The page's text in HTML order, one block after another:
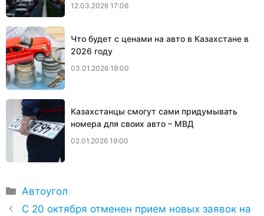
12.03.2026 17:06
Что будет с ценами на авто в Казахстане в
2026 году
03.01.2026 19:00
Казахстанцы смогут сами придумывать
номера для своих авто – МВД
02.01.2026 19:00
Рубрики
Автоугол
С 20 октября отменен прием новых заявок на